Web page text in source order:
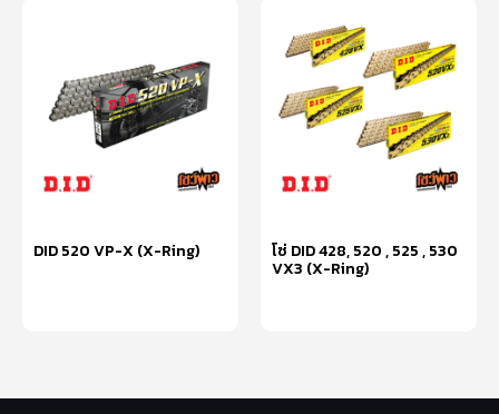
DID 520 VP-X (X-Ring) โซ่ DID 428, 520 , 525 , 530
VX3 (X-Ring)